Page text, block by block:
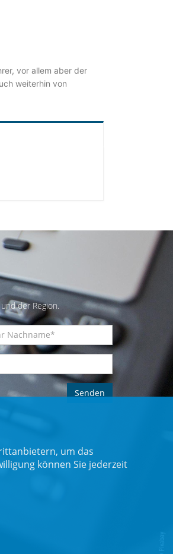
vor allem aber der
weiterhin von
der Region.
um das
können Sie jederzeit